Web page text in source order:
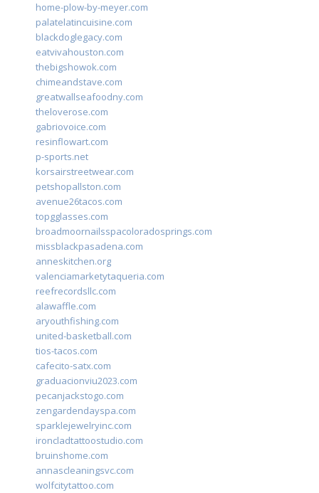
home-plow-by-meyer.com
palatelatincuisine.com
blackdoglegacy.com
eatvivahouston.com
thebigshowok.com
chimeandstave.com
greatwallseafoodny.com
theloverose.com
gabriovoice.com
resinflowart.com
p-sports.net
korsairstreetwear.com
petshopallston.com
avenue26tacos.com
topgglasses.com
broadmoornailsspacoloradosprings.com
missblackpasadena.com
anneskitchen.org
valenciamarketytaqueria.com
reefrecordsllc.com
alawaffle.com
aryouthfishing.com
united-basketball.com
tios-tacos.com
cafecito-satx.com
graduacionviu2023.com
pecanjackstogo.com
zengardendayspa.com
sparklejewelryinc.com
ironcladtattoostudio.com
bruinshome.com
annascleaningsvc.com
wolfcitytattoo.com